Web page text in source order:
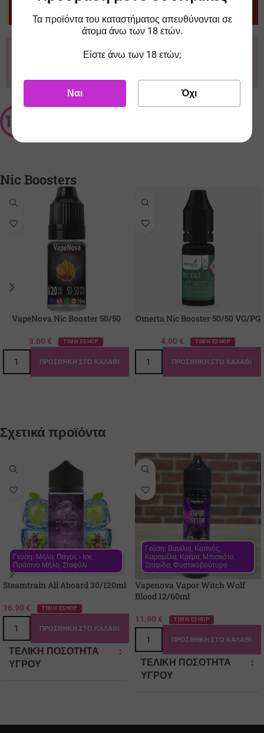
Τα προϊόντα του καταστήματος απευθύνονται σε
άτομα άνω των 18 ετών.
Είστε άνω των 18 ετών;
Ναι Όχι
Μακριά από παιδιά. Μπορεί να προκαλέσει αλλεργική αντίδραση.
Nic Boosters
VapeNova Nic Booster 50/50
3.60 € ΤΙΜΗ ESHOP
ΠΡΟΣΘΉΚΗ ΣΤΟ ΚΑΛΆΘΙ
Omerta Nic Booster 50/50 VG/PG
4.00 € ΤΙΜΗ ESHOP
ΠΡΟΣΘΉΚΗ ΣΤΟ ΚΑΛΆΘΙ
Σχετικά προϊόντα
Γεύση: Μήλο, Πάγος - Ιce,
Πράσινο Μήλο, Σταφύλι
Steamtrain All Aboard 30/120ml
16.90 € ΤΙΜΗ ESHOP
ΠΡΟΣΘΉΚΗ ΣΤΟ ΚΑΛΆΘΙ
ΤΕΛΙΚΉ ΠΟΣΌΤΗΤΑ
ΥΓΡΟΎ
ΠΕΡΙΈΧΟΜΕΝΟ ΆΡΩΜΑ
Γεύση: Βανίλια, Καπνός,
Καραμέλα, Κρέμα, Μπισκότο,
Σταφίδα, Φυστικοβούτυρο
Vapenova Vapor Witch Wolf
Blood 12/60ml
11.90 € ΤΙΜΗ ESHOP
ΠΡΟΣΘΉΚΗ ΣΤΟ ΚΑΛΆΘΙ
ΤΕΛΙΚΉ ΠΟΣΌΤΗΤΑ
ΥΓΡΟΎ